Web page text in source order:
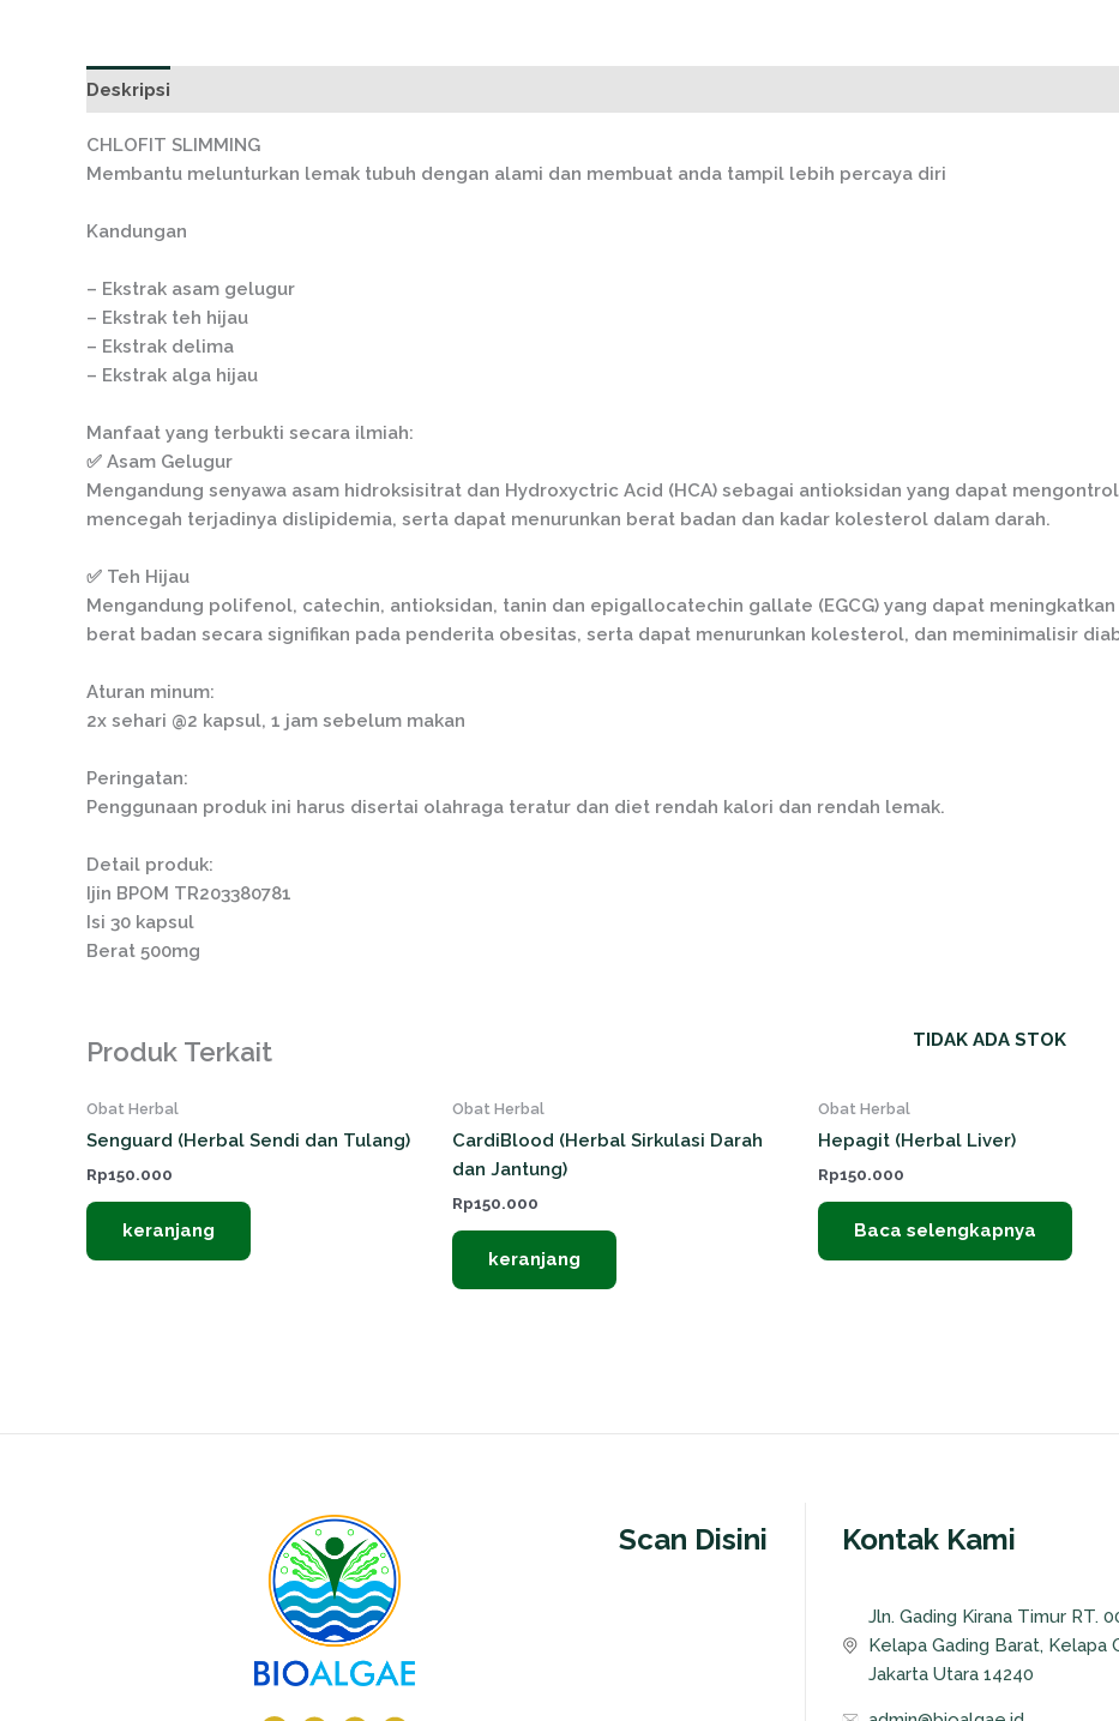
Deskripsi
CHLOFIT SLIMMING
Membantu melunturkan lemak tubuh dengan alami dan membuat anda tampil lebih percaya diri
Kandungan
– Ekstrak asam gelugur
– Ekstrak teh hijau
– Ekstrak delima
– Ekstrak alga hijau
Manfaat yang terbukti secara ilmiah:
✅ Asam Gelugur
Mengandung senyawa asam hidroksisitrat dan Hydroxyctric Acid (HCA) sebagai antioksidan yang dapat
mencegah terjadinya dislipidemia, serta dapat menurunkan berat badan dan kadar kolesterol dalam darah.
✅ Teh Hijau
Mengandung polifenol, catechin, antioksidan, tanin dan epigallocatechin gallate (EGCG) yang dapat
berat badan secara signifikan pada penderita obesitas, serta dapat menurunkan kolesterol, dan meminimalisir
Aturan minum:
2x sehari @2 kapsul, 1 jam sebelum makan
Peringatan:
Penggunaan produk ini harus disertai olahraga teratur dan diet rendah kalori dan rendah lemak.
Detail produk:
Ijin BPOM TR203380781
Isi 30 kapsul
Berat 500mg
Produk Terkait
Obat Herbal
Senguard (Herbal Sendi dan Tulang)
Rp150.000
keranjang
Obat Herbal
CardiBlood (Herbal Sirkulasi Darah
dan Jantung)
Rp150.000
keranjang
TIDAK ADA STOK
Obat Herbal
Hepagit (Herbal Liver)
Rp150.000
Baca selengkapnya
Scan Disini Kontak Kami
Jln. Gading Kirana Timur RT.
Kelapa Gading Barat, Kelapa
Jakarta Utara 14240